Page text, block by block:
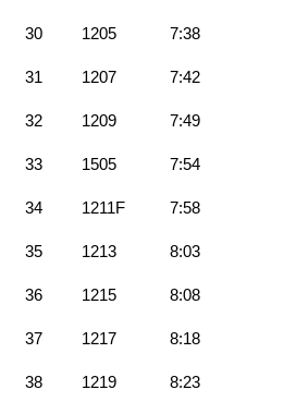
30 1205 7:38
31 1207 7:42
32 1209 7:49
33 1505 7:54
34 1211F 7:58
35 1213 8:03
36 1215 8:08
37 1217 8:18
38 1219 8:23